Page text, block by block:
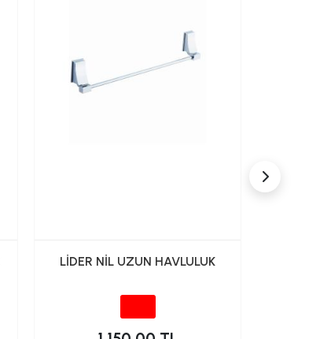
LİDER NİL UZUN HAVLULUK